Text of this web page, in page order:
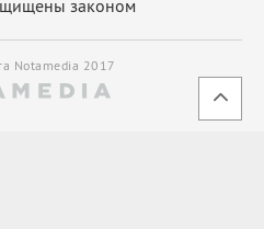
законом
Notamedia 2017